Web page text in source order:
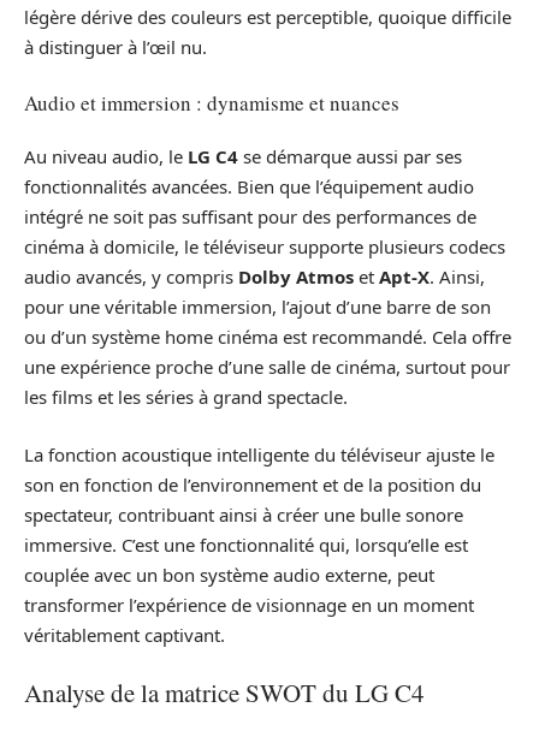
légère dérive des couleurs est perceptible, quoique difficile
à distinguer à l’œil nu.
Audio et immersion : dynamisme et nuances
Au niveau audio, le LG C4 se démarque aussi par ses
fonctionnalités avancées. Bien que l’équipement audio
intégré ne soit pas suffisant pour des performances de
cinéma à domicile, le téléviseur supporte plusieurs codecs
audio avancés, y compris Dolby Atmos et Apt-X. Ainsi,
pour une véritable immersion, l’ajout d’une barre de son
ou d’un système home cinéma est recommandé. Cela offre
une expérience proche d’une salle de cinéma, surtout pour
les films et les séries à grand spectacle.
La fonction acoustique intelligente du téléviseur ajuste le
son en fonction de l’environnement et de la position du
spectateur, contribuant ainsi à créer une bulle sonore
immersive. C’est une fonctionnalité qui, lorsqu’elle est
couplée avec un bon système audio externe, peut
transformer l’expérience de visionnage en un moment
véritablement captivant.
Analyse de la matrice SWOT du LG C4